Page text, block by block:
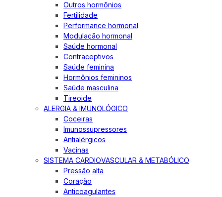
Outros hormônios
Fertilidade
Performance hormonal
Modulação hormonal
Saúde hormonal
Contraceptivos
Saúde feminina
Hormônios femininos
Saúde masculina
Tireoide
ALERGIA & IMUNOLÓGICO
Coceiras
Imunossupressores
Antialérgicos
Vacinas
SISTEMA CARDIOVASCULAR & METABÓLICO
Pressão alta
Coração
Anticoagulantes